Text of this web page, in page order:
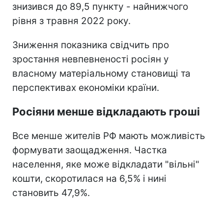
знизився до 89,5 пункту - найнижчого
рівня з травня 2022 року.
Зниження показника свідчить про
зростання невпевненості росіян у
власному матеріальному становищі та
перспективах економіки країни.
Росіяни менше відкладають гроші
Все менше жителів РФ мають можливість
формувати заощадження. Частка
населення, яке може відкладати "вільні"
кошти, скоротилася на 6,5% і нині
становить 47,9%.